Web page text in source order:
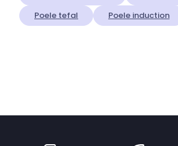
Poele tefal
Poele induction